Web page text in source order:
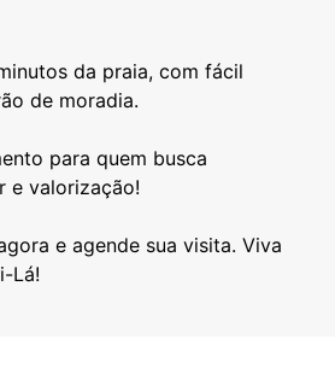
da praia, com fácil
de moradia.
para quem busca
e valorização!
e agende sua visita. Viva